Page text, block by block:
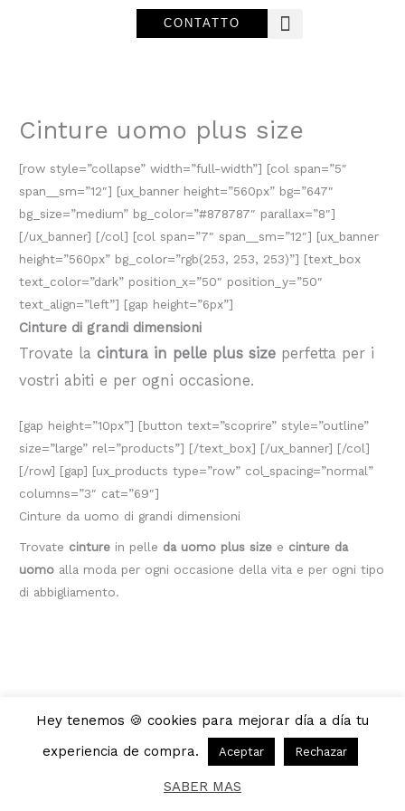
CONTATTO
Cinture uomo plus size
[row style=”collapse” width=”full-width”] [col span=”5″
span__sm=”12″] [ux_banner height=”560px” bg=”647″
bg_size=”medium” bg_color=”#878787″ parallax=”8″]
[/ux_banner] [/col] [col span=”7″ span__sm=”12″] [ux_banner
height=”560px” bg_color=”rgb(253, 253, 253)”] [text_box
text_color=”dark” position_x=”50″ position_y=”50″
text_align=”left”] [gap height=”6px”]
Cinture di grandi dimensioni
Trovate lacintura in pelle plus size perfetta per i
vostri abiti e per ogni occasione.
[gap height=”10px”] [button text=”scoprire” style=”outline”
size=”large” rel=”products”] [/text_box] [/ux_banner] [/col]
[/row] [gap] [ux_products type=”row” col_spacing=”normal”
columns=”3″ cat=”69″]
Cinture da uomo di grandi dimensioni
Trovate cinture in pelle da uomo plus size e cinture da
uomo alla moda per ogni occasione della vita e per ogni tipo
di abbigliamento.
Copyright © 2026 | Fabrica de cinturones |Devoluciones
Políticas de privacidad
Hey tenemos 🍪 cookies para mejorar día a día tu
experiencia de compra.
Aceptar Rechazar
SABER MAS